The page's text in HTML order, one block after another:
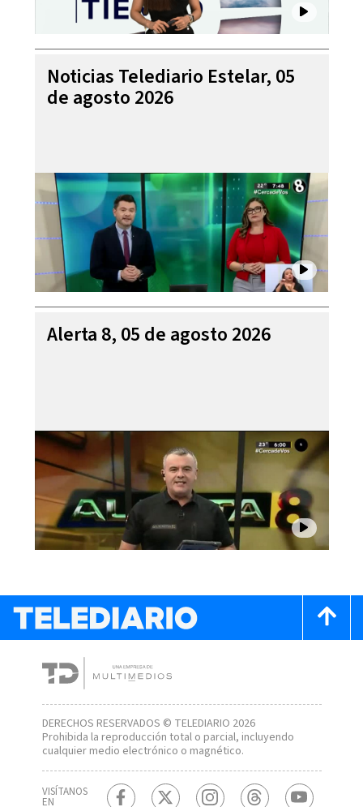
Noticias Telediario Estelar, 05
de agosto 2026
Alerta 8, 05 de agosto 2026
DERECHOS RESERVADOS © TELEDIARIO 2026
Prohibida la reproducción total o parcial, incluyendo
cualquier medio electrónico o magnético.
VISÍTANOS
EN